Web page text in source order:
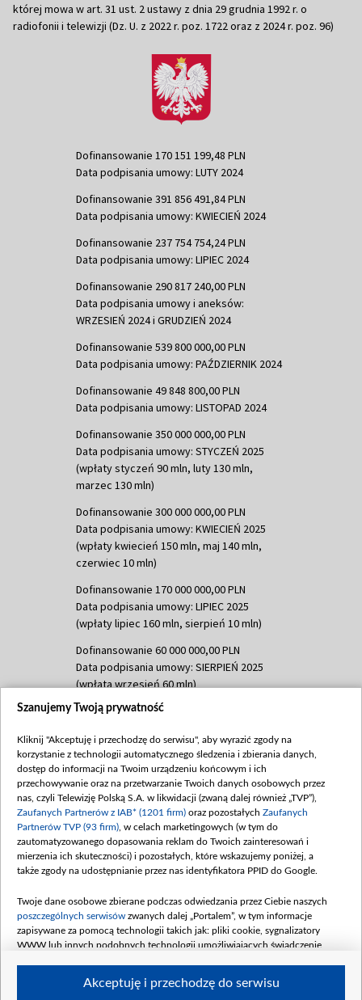
której mowa w art. 31 ust. 2 ustawy z dnia 29 grudnia 1992 r. o
radiofonii i telewizji (Dz. U. z 2022 r. poz. 1722 oraz z 2024 r. poz. 96)
Dofinansowanie 170 151 199,48 PLN
Data podpisania umowy: LUTY 2024
Dofinansowanie 391 856 491,84 PLN
Data podpisania umowy: KWIECIEŃ 2024
Dofinansowanie 237 754 754,24 PLN
Data podpisania umowy: LIPIEC 2024
Dofinansowanie 290 817 240,00 PLN
Data podpisania umowy i aneksów:
WRZESIEŃ 2024 i GRUDZIEŃ 2024
Dofinansowanie 539 800 000,00 PLN
Data podpisania umowy: PAŹDZIERNIK 2024
Dofinansowanie 49 848 800,00 PLN
Data podpisania umowy: LISTOPAD 2024
Dofinansowanie 350 000 000,00 PLN
Data podpisania umowy: STYCZEŃ 2025
(wpłaty styczeń 90 mln, luty 130 mln,
marzec 130 mln)
Dofinansowanie 300 000 000,00 PLN
Data podpisania umowy: KWIECIEŃ 2025
(wpłaty kwiecień 150 mln, maj 140 mln,
czerwiec 10 mln)
Dofinansowanie 170 000 000,00 PLN
Data podpisania umowy: LIPIEC 2025
(wpłaty lipiec 160 mln, sierpień 10 mln)
Dofinansowanie 60 000 000,00 PLN
Data podpisania umowy: SIERPIEŃ 2025
(wpłata wrzesień 60 mln)
Dofinansowanie 635 783 051,21 PLN
(wpłata wrzesień 100 mln, październik 350
mln, listopad 265 mln)
Dofinansowanie 48 862 000,00 PLN
Data podpisania umowy: GRUDZIEŃ 2025
(wpłata grudzień 60,548 mln)
Dofinansowanie 900 000 000,00 PLN
Data podpisania umowy: LUTY 2026 (wpłata
kwiecień 180 mln, 7 maja 180 mln, 8
czerwca 90 mln)
Dofinansowanie 250 000 000,00 PLN
4 sierpnia 250 mln
Szanujemy Twoją prywatność
Kliknij "Akceptuję i przechodzę do serwisu", aby wyrazić zgody na
korzystanie z technologii automatycznego śledzenia i zbierania danych,
dostęp do informacji na Twoim urządzeniu końcowym i ich
przechowywanie oraz na przetwarzanie Twoich danych osobowych przez
nas, czyli Telewizję Polską S.A. w likwidacji (zwaną dalej również „TVP”),
Zaufanych Partnerów z IAB* (1201 firm) oraz pozostałych Zaufanych
Partnerów TVP (93 firm) , w celach marketingowych (w tym do
zautomatyzowanego dopasowania reklam do Twoich zainteresowań i
mierzenia ich skuteczności) i pozostałych, które wskazujemy poniżej, a
także zgody na udostępnianie przez nas identyfikatora PPID do Google.
Twoje dane osobowe zbierane podczas odwiedzania przez Ciebie naszych
poszczególnych serwisów zwanych dalej „Portalem”, w tym informacje
zapisywane za pomocą technologii takich jak: pliki cookie, sygnalizatory
WWW lub innych podobnych technologii umożliwiających świadczenie
Akceptuję i przechodzę do serwisu